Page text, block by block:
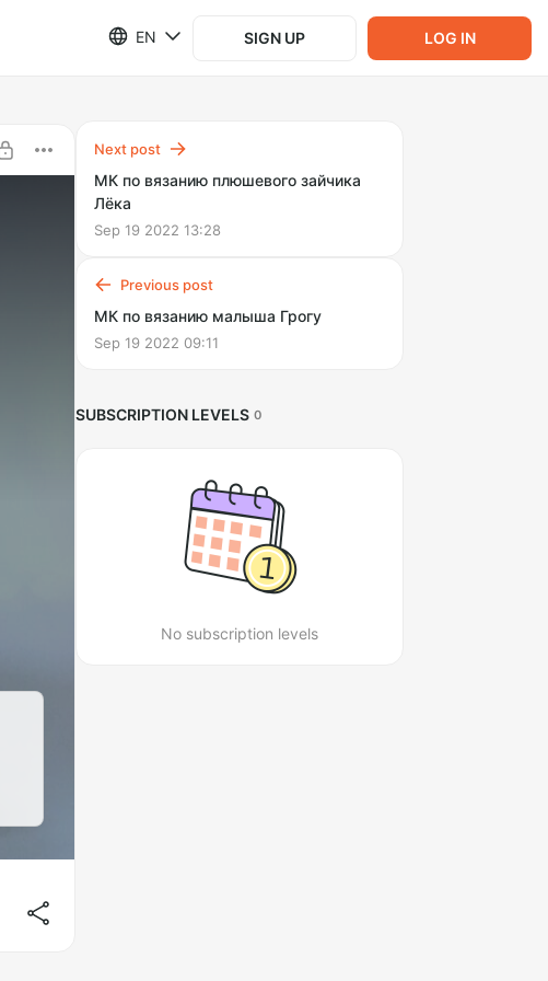
EN SIGN UP LOG IN
Next post
МК по вязанию плюшевого зайчика
Лёка
Sep 19 2022 13:28
Previous post
МК по вязанию малыша Грогу
Sep 19 2022 09:11
SUBSCRIPTION LEVELS 0
No subscription levels